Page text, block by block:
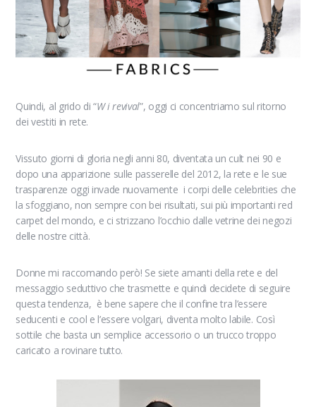
Quindi, al grido di “W i revival”, oggi ci concentriamo sul ritorno
dei vestiti in rete.
Vissuto giorni di gloria negli anni 80, diventata un cult nei 90 e
dopo una apparizione sulle passerelle del 2012, la rete e le sue
trasparenze oggi invade nuovamente i corpi delle celebrities che
la sfoggiano, non sempre con bei risultati, sui più importanti red
carpet del mondo, e ci strizzano l’occhio dalle vetrine dei negozi
delle nostre città.
Donne mi raccomando però! Se siete amanti della rete e del
messaggio seduttivo che trasmette e quindi decidete di seguire
questa tendenza, è bene sapere che il confine tra l’essere
seducenti e cool e l’essere volgari, diventa molto labile. Così
sottile che basta un semplice accessorio o un trucco troppo
caricato a rovinare tutto.